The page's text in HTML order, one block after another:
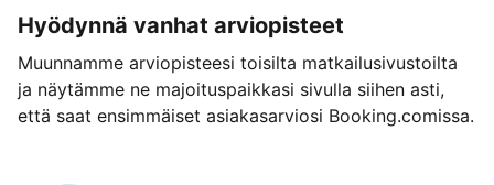
Hyödynnä vanhat arviopisteet
Muunnamme arviopisteesi toisilta matkailusivustoilta
ja näytämme ne majoituspaikkasi sivulla siihen asti,
että saat ensimmäiset asiakasarviosi Booking.comissa.